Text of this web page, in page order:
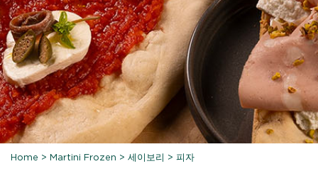
Home >Martini Frozen >세이보리 >피자